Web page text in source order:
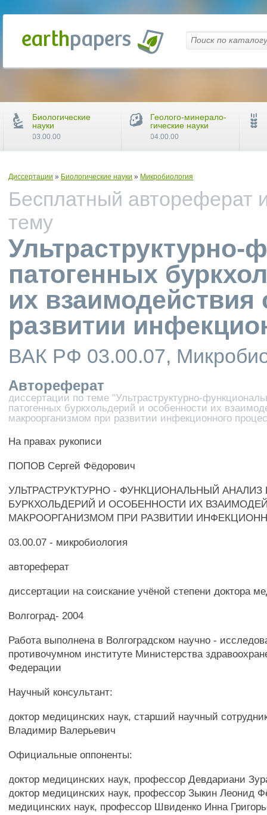
Диссертации » Биологические науки » Микробиология
Бесплатный автореферат
тему
патогенных
их
развитии
ВАК РФ 03.00.07,
Автореферат
диссертации по теме "Ультраструктурно-
патогенных буркхольдерий и особенности их
макроорганизмом при развитии инфекционного
На правах рукописи
ПОПОВ Сергей Фёдорович
УЛЬТРАСТРУКТУРНО - ФУНКЦИОНАЛЬНЫЙ АНАЛИЗ
БУРКХОЛЬДЕРИЙ И ОСОБЕННОСТИ ИХ
МАКРООРГАНИЗМОМ ПРИ РАЗВИТИИ
03.00.07 - микробиология
автореферат
диссертации на соискание учёной степени доктора
Волгоград- 2004
Работа выполнена в Волгоградском научно -
противочумном институте Министерства
Федерации
Научный консультант:
доктор медицинских наук, старший научный
Владимир Валерьевич
Официальные оппоненты:
доктор медицинских наук, профессор Девдариани
доктор медицинских наук, профессор Зыкин Леонид
медицинских наук, профессор Швиденко Инна
Биологические
науки
03.00.00
Геолого-минерало-
гические науки
04.00.00